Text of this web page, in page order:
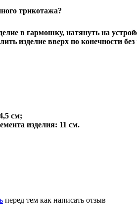
трикотажа?
в гармошку, натянуть на
изделие вверх по конечности без
см;
изделия: 11 см.
перед тем как написать отзыв